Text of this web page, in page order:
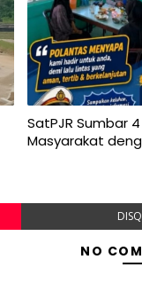
SatPJR Sumbar
Masyarakat
NO